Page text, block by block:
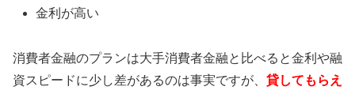
金利が高い
消費者金融のプランは大手消費者金融と比べると金利や融
資スピードに少し差があるのは事実ですが、 貸してもらえ